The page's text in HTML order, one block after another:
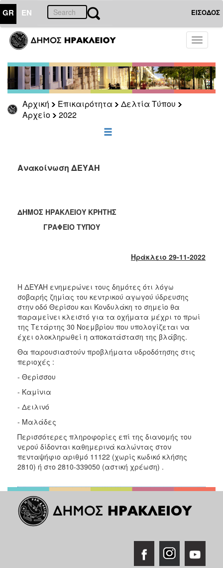
GR EN ΕΙΣΟΔΟΣ
Toggle
Αρχική Επικαιρότητα
Δελτία Τύπου
Αρχείο
2022
ΕΠΙΚΑΙΡΟΤΗΤΑ
Τύπου
Αρχείο
2026
2025
2021
2018
2017
2012
2011
2010
2006
ΔΗΜΟΤΗΣ
ΕΠΙΣΚΕΠΤΗΣ
Ανακοίνωση ΔΕΥΑΗ
ΔΗΜΟΣ ΗΡΑΚΛΕΙΟΥ ΚΡΗΤΗΣ
ΓΡΑΦΕΙΟ ΤΥΠΟΥ
Ηράκλειο 29-11-2022
Η ΔΕΥΑΗ ενημερώνει τους δημότες ότι λόγω
σοβαρής ζημίας του κεντρικού αγωγού ύδρευσης
στην οδό Θερίσου και Κονδυλάκη το σημείο θα
παραμείνει κλειστό για τα οχήματα μέχρι το πρωί
της Τετάρτης 30 Νοεμβρίου που υπολογίζεται να
έχει ολοκληρωθεί η αποκατάσταση της βλάβης.
Θα παρουσιαστούν προβλήματα υδροδότησης στις
περιοχές :
- Θερίσσου
- Καμίνια
- Δειλινό
- Μαλάδες
Περισσότερες πληροφορίες επί της διανομής του
νερού δίδονται καθημερινά καλώντας στον
πενταψήφιο αριθμό 11122 (χωρίς κωδικό κλήσης
2810) ή στο 2810-339050 (αστική χρέωση) .